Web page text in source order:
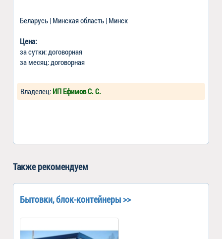
Беларусь | Минская область | Минск
Цена:
за сутки: договорная
за месяц: договорная
Владелец: ИП Ефимов С. С.
Также рекомендуем
Бытовки, блок-контейнеры >>